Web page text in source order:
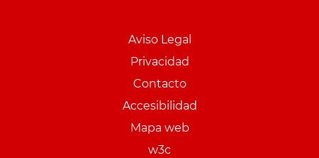
Aviso Legal
Privacidad
Contacto
Accesibilidad
Mapa web
w3c